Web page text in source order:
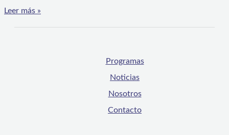
Leer más »
Programas
Noticias
Nosotros
Contacto